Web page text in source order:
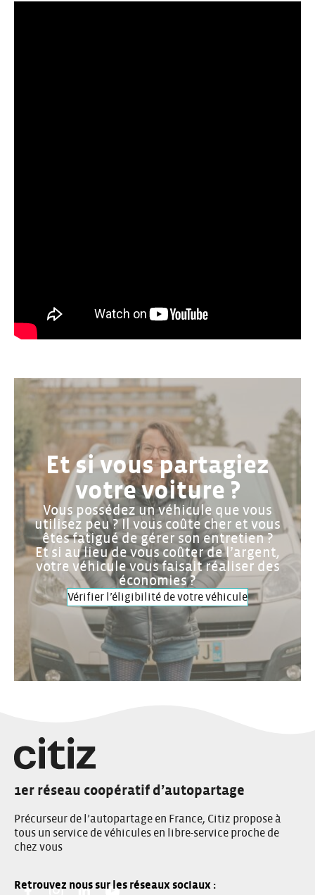
Et si vous partagiez
votre voiture ?
Vous possédez un véhicule que vous
utilisez peu ? Il vous coûte cher et vous
êtes fatigué de gérer son entretien ?
Et si au lieu de vous coûter de l’argent,
votre véhicule vous faisait réaliser des
économies ?
Vérifier l’éligibilité de votre véhicule
1er réseau coopératif d’autopartage
Précurseur de l’autopartage en France, Citiz propose à
tous un service de véhicules en libre-service proche de
chez vous